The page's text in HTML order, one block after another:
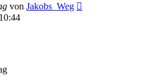
von Jakobs_Weg